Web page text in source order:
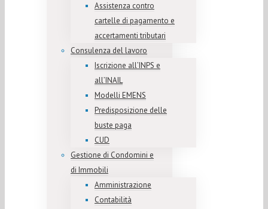
Assistenza contro
cartelle di pagamento e
accertamenti tributari
Consulenza del lavoro
Iscrizione all’INPS e
all’INAIL
Modelli EMENS
Predisposizione delle
buste paga
CUD
Gestione di Condomini e
di Immobili
Amministrazione
Contabilità